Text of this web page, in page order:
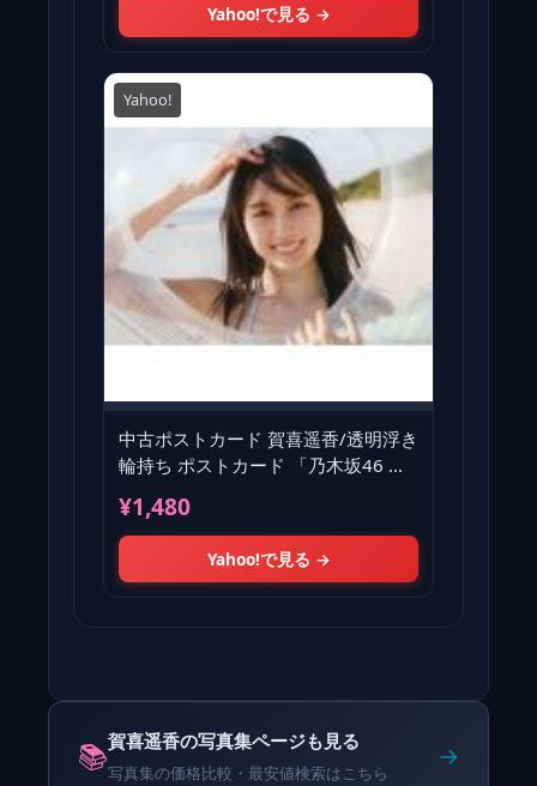
Yahoo!で見る →
Yahoo!
中古ポストカード 賀喜遥香/透明浮き
輪持ち ポストカード 「乃木坂46 賀
¥1,480
Yahoo!で見る →
📚賀喜遥香の写真集ページも見る
写真集の価格比較・最安値検索はこちら
→